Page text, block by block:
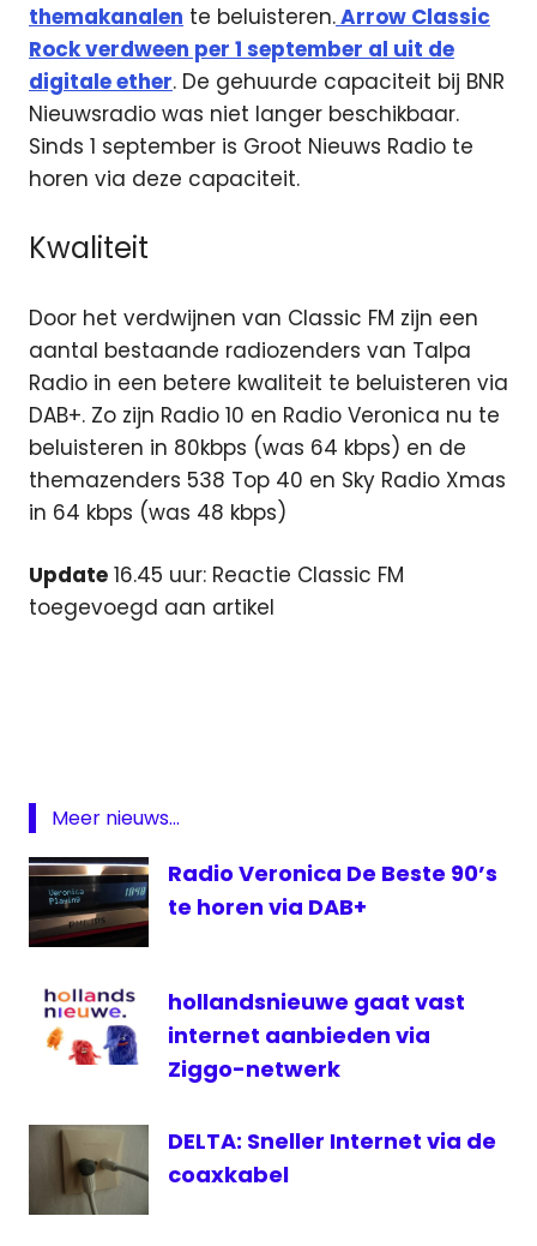
themakanalen te beluisteren.Arrow Classic
Rock verdween per 1 september al uit de
digitale ether. De gehuurde capaciteit bij BNR
Nieuwsradio was niet langer beschikbaar.
Sinds 1 september is Groot Nieuws Radio te
horen via deze capaciteit.
Kwaliteit
Door het verdwijnen van Classic FM zijn een
aantal bestaande radiozenders van Talpa
Radio in een betere kwaliteit te beluisteren via
DAB+. Zo zijn Radio 10 en Radio Veronica nu te
beluisteren in 80kbps (was 64 kbps) en de
themazenders 538 Top 40 en Sky Radio Xmas
in 64 kbps (was 48 kbps)
Update 16.45 uur: Reactie Classic FM
toegevoegd aan artikel
DAB
digitale
radio
Internet
Talpa
Radio
Meer nieuws...
Radio Veronica De Beste 90’s
te horen via DAB+
hollandsnieuwe gaat vast
internet aanbieden via
Ziggo-netwerk
DELTA: Sneller Internet via de
coaxkabel